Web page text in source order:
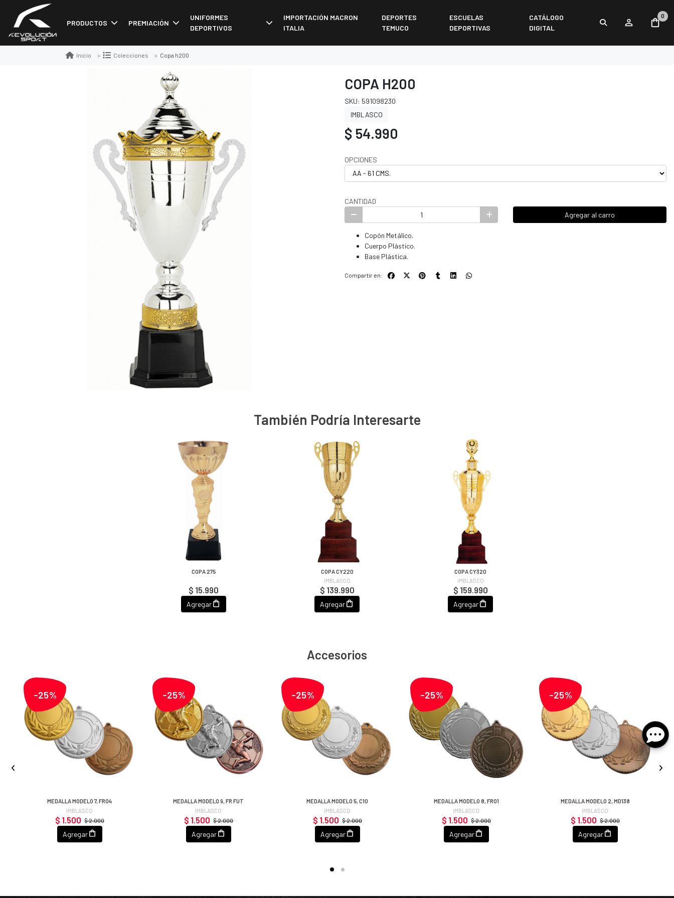
PRODUCTOS PREMIACIÓN
UNIFORMES
DEPORTIVOS
IMPORTACIÓN MACRON
ITALIA
DEPORTES
TEMUCO
ESCUELAS
DEPORTIVAS
CATÁLOGO
DIGITAL
0
Inicio Colecciones Copa h200
COPA H200
SKU: 591098230
IMBLASCO
$ 54.990
OPCIONES
CANTIDAD
Agregar al carro
Copón Metálico.
Cuerpo Plástico.
Base Plástica.
Compartir en:
También Podría Interesarte
COPA 275
$ 15.990
Agregar
COPA CY220
IMBLASCO
$ 139.990
Agregar
COPA CY320
IMBLASCO
$ 159.990
Agregar
Accesorios
-25%
MEDALLA MODELO 7, FR04
IMBLASCO
$ 2.000
$ 1.500
Agregar
-25%
MEDALLA MODELO 9, FR FUT
IMBLASCO
$ 2.000
$ 1.500
Agregar
-25%
MEDALLA MODELO 5, C10
IMBLASCO
$ 2.000
$ 1.500
Agregar
-25%
MEDALLA MODELO 8, FR01
IMBLASCO
$ 2.000
$ 1.500
Agregar
-25%
MEDALLA MODELO 2, MD138
IMBLASCO
$ 2.000
$ 1.500
Agregar